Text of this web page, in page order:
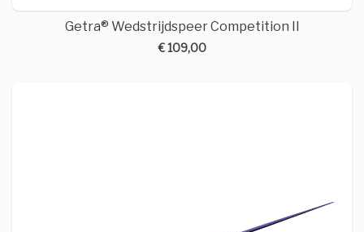
Getra® Wedstrijdspeer Competition II
€ 109,00